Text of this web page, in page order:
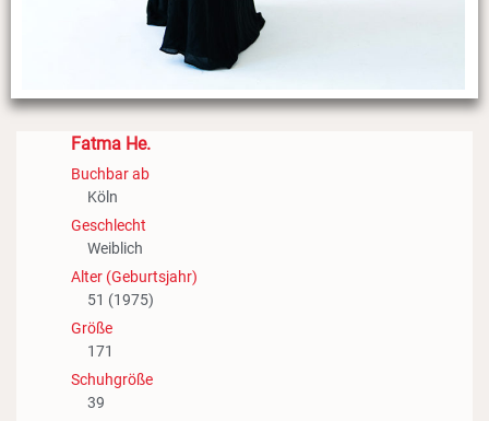
Fatma He.
Buchbar ab
Köln
Geschlecht
Weiblich
Alter (Geburtsjahr)
51 (1975)
Größe
171
Schuhgröße
39